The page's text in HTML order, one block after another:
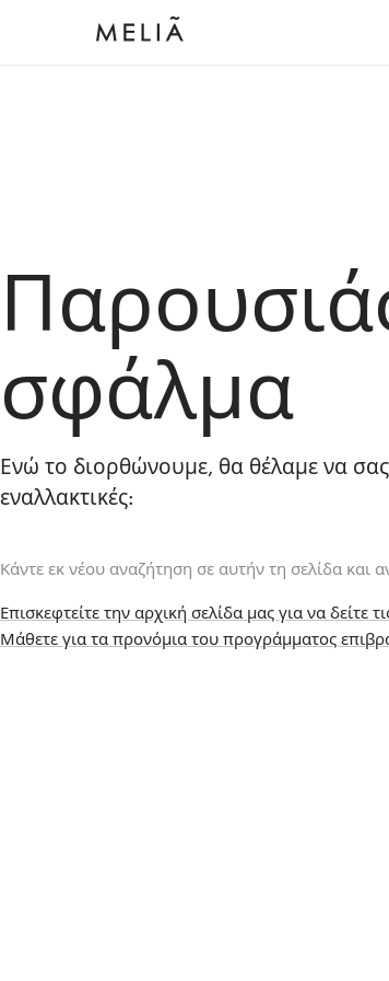
σφάλμα
Ενώ το διορθώνουμε, θα θέλαμε να
εναλλακτικές:
Κάντε εκ νέου αναζήτηση σε αυτήν τη σελίδα και
Επισκεφτείτε την αρχική σελίδα μας για να δείτε
Μάθετε για τα προνόμια του προγράμματος